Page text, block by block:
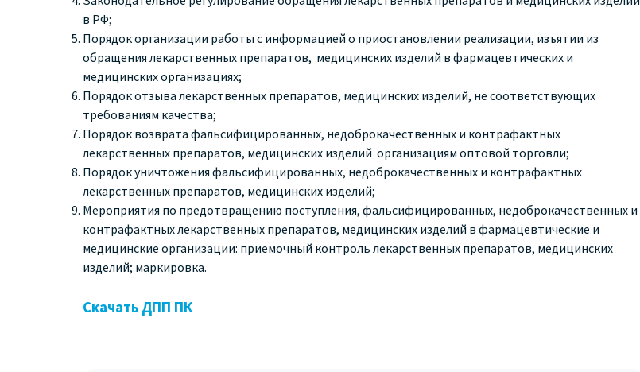
в РФ;
Порядок организации работы с информацией о приостановлении реализации, изъятии из
обращения лекарственных препаратов, медицинских изделий в фармацевтических и
медицинских организациях;
Порядок отзыва лекарственных препаратов, медицинских изделий, не соответствующих
требованиям качества;
Порядок возврата фальсифицированных, недоброкачественных и контрафактных
лекарственных препаратов, медицинских изделий организациям оптовой торговли;
Порядок уничтожения фальсифицированных, недоброкачественных и контрафактных
лекарственных препаратов, медицинских изделий;
Мероприятия по предотвращению поступления, фальсифицированных, недоброкачественных и
контрафактных лекарственных препаратов, медицинских изделий в фармацевтические и
медицинские организации: приемочный контроль лекарственных препаратов, медицинских
изделий; маркировка.
Скачать ДПП ПК